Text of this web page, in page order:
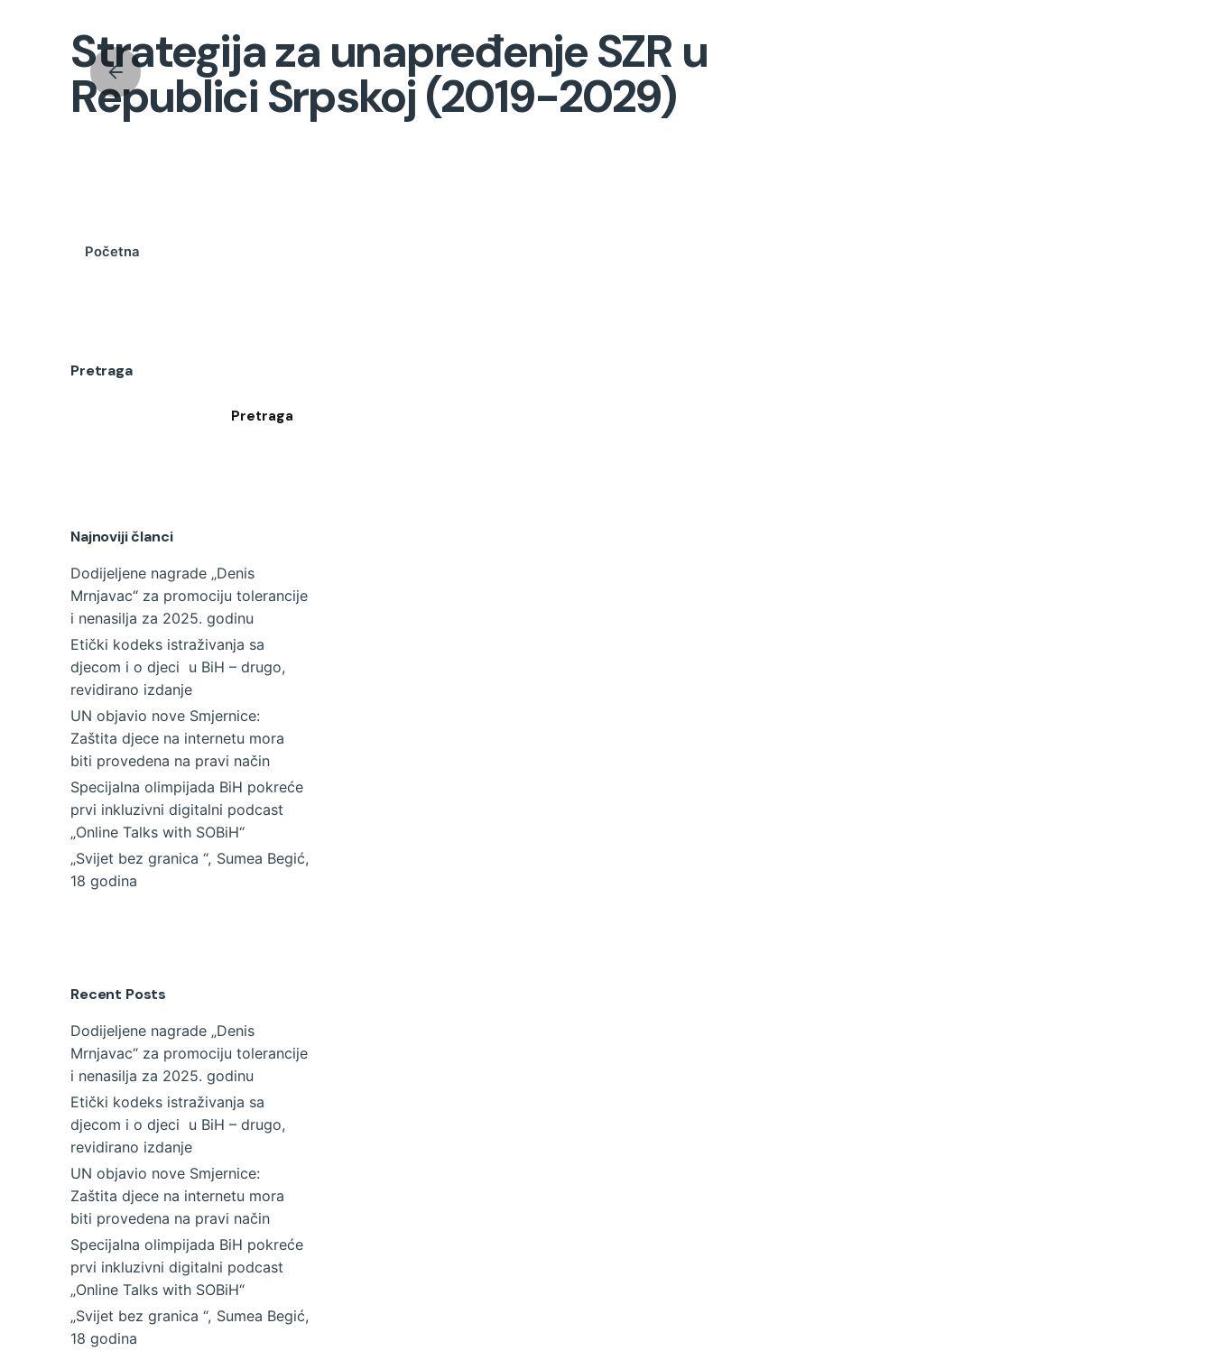
Strategija za unapređenje SZR u
Republici Srpskoj (2019-2029)
Početna
Pretraga
Pretraga
Najnoviji članci
Dodijeljene nagrade „Denis
Mrnjavac“ za promociju tolerancije
i nenasilja za 2025. godinu
Etički kodeks istraživanja sa
djecom i o djeci u BiH – drugo,
revidirano izdanje
UN objavio nove Smjernice:
Zaštita djece na internetu mora
biti provedena na pravi način
Specijalna olimpijada BiH pokreće
prvi inkluzivni digitalni podcast
„Online Talks with SOBiH“
„Svijet bez granica “, Sumea Begić,
18 godina
Recent Posts
Dodijeljene nagrade „Denis
Mrnjavac“ za promociju tolerancije
i nenasilja za 2025. godinu
Etički kodeks istraživanja sa
djecom i o djeci u BiH – drugo,
revidirano izdanje
UN objavio nove Smjernice:
Zaštita djece na internetu mora
biti provedena na pravi način
Specijalna olimpijada BiH pokreće
prvi inkluzivni digitalni podcast
„Online Talks with SOBiH“
„Svijet bez granica “, Sumea Begić,
18 godina